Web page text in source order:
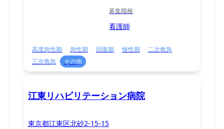
募集職種
看護師
高度急性期 急性期 回復期 慢性期
二次救急
三次救急
その他
江東リハビリテーション病院
東京都江東区北砂2-15-15